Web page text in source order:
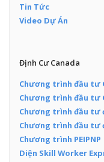
Tin Tức
Video Dự Án
Định Cư Canada
Chương trình đầu tư
Chương trình đầu tư
Chương trình đầu tư
Chương trình đầu tư
Chương trình PEIPNP
Diện Skill Worker